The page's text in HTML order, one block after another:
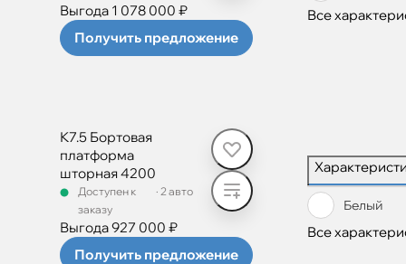
Все
Выгода 1 078 000 ₽
Получить предложение
Белый
Все
К7.5 Бортовая
платформа
шторная 4200
Доступен к
заказу
· 2 авто
Выгода 927 000 ₽
Получить предложение